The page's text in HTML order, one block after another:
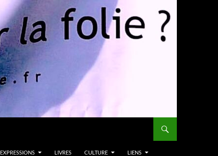
EXPRESSIONS LIVRES CULTURE LIENS